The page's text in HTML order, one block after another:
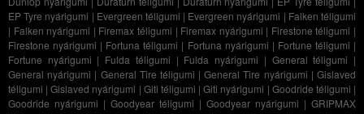
EP Tyre nyárigumi | Evergreen téligumi | Evergreen nyárigumi | Falken téligumi
| Falken nyárigumi | Firemax téligumi | Firemax nyárigumi | Firestone téligumi |
Firestone nyárigumi | Fortuna téligumi | Fortuna nyárigumi | Fortune téligumi |
Fortune nyárigumi | Fulda téligumi | Fulda nyárigumi | General téligumi |
General nyárigumi | General Tire téligumi |General Tire nyárigumi |Gislaved
téligumi |Gislaved nyárigumi | Giti téligumi |Giti nyárigumi | Goodride téligumi |
Goodride nyárigumi | Goodyear téligumi | Goodyear nyárigumi | GRIPMAX